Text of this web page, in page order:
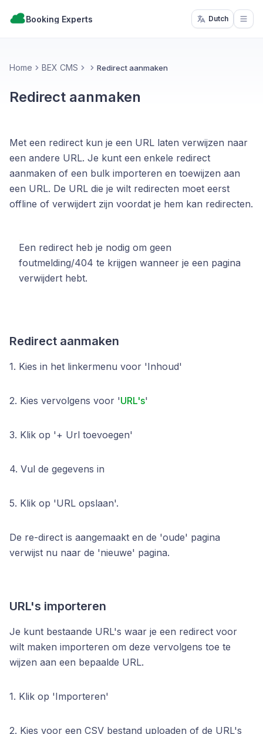
Booking Experts Dutch
Home BEX CMS Redirect aanmaken
Redirect aanmaken
Met een redirect kun je een URL laten verwijzen naar
een andere URL. Je kunt een enkele redirect
aanmaken of een bulk importeren en toewijzen aan
een URL. De URL die je wilt redirecten moet eerst
offline of verwijdert zijn voordat je hem kan redirecten.
Een redirect heb je nodig om geen
foutmelding/404 te krijgen wanneer je een pagina
verwijdert hebt.
Redirect aanmaken
1. Kies in het linkermenu voor 'Inhoud'
2. Kies vervolgens voor 'URL's'
3. Klik op '+ Url toevoegen'
4. Vul de gegevens in
5. Klik op 'URL opslaan'.
De re-direct is aangemaakt en de 'oude' pagina
verwijst nu naar de 'nieuwe' pagina.
URL's importeren
Je kunt bestaande URL's waar je een redirect voor
wilt maken importeren om deze vervolgens toe te
wijzen aan een bepaalde URL.
1. Klik op 'Importeren'
2. Kies voor een CSV bestand uploaden of de URL's